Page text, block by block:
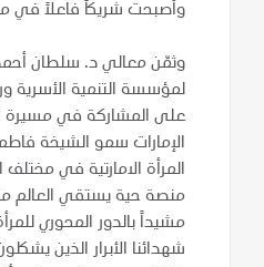
وأصبحت شريكاً فاعلاً في
وثمّن معالي د. سلطان أحمد
لمؤسسة التنمية الأسرية
على المشاركة في مسيرة
الإمارات سمو الشيخة
المرأة الامارتية في
منصة حية يستقي العالم
مشيداً بالدور المحوري
شهدائنا الأبرار الذين